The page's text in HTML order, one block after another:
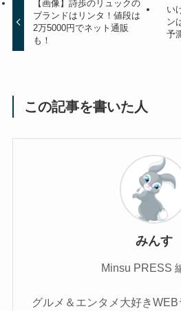
【画像】詩歩のリュックの
ブランドはリンタ！値段は
2万5000円でネット通販
も！
い
ン
予
この記事を書いた人
みんす
Minsu PRESS
グルメ＆エンタメ大好き